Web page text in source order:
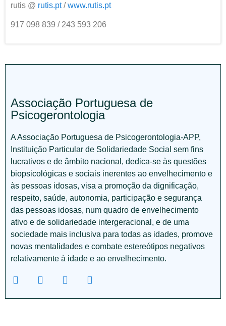
rutis @ rutis.pt/www.rutis.pt
917 098 839 / 243 593 206
Associação Portuguesa de
Psicogerontologia
A Associação Portuguesa de Psicogerontologia-APP,
Instituição Particular de Solidariedade Social sem fins
lucrativos e de âmbito nacional, dedica-se às questões
biopsicológicas e sociais inerentes ao envelhecimento e
às pessoas idosas, visa a promoção da dignificação,
respeito, saúde, autonomia, participação e segurança
das pessoas idosas, num quadro de envelhecimento
ativo e de solidariedade intergeracional, e de uma
sociedade mais inclusiva para todas as idades, promove
novas mentalidades e combate estereótipos negativos
relativamente à idade e ao envelhecimento.